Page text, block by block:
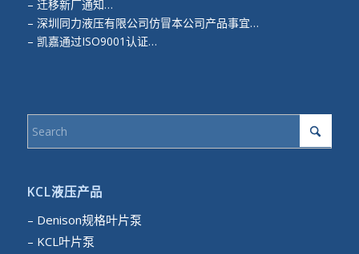
– 迁移新厂通知…
– 深圳同力液压有限公司仿冒本公司产品事宜…
– 凯嘉通过ISO9001认证…
KCL液压产品
– Denison规格叶片泵
– KCL叶片泵